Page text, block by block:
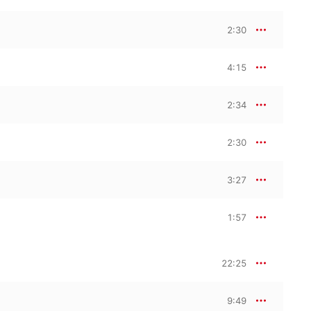
2:30
4:15
2:34
2:30
3:27
1:57
22:25
9:49